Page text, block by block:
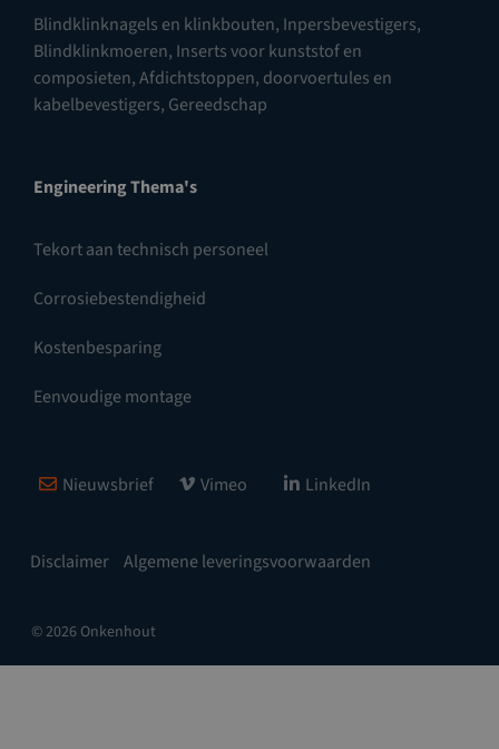
Blindklinknagels en klinkbouten, Inpersbevestigers,
Blindklinkmoeren, Inserts voor kunststof en
composieten,Afdichtstoppen, doorvoertules en
kabelbevestigers, Gereedschap
Engineering Thema's
Tekort aan technisch personeel
Corrosiebestendigheid
Kostenbesparing
Eenvoudige montage
Disclaimer Algemene leveringsvoorwaarden
Nieuwsbrief Vimeo LinkedIn
© 2026 Onkenhout